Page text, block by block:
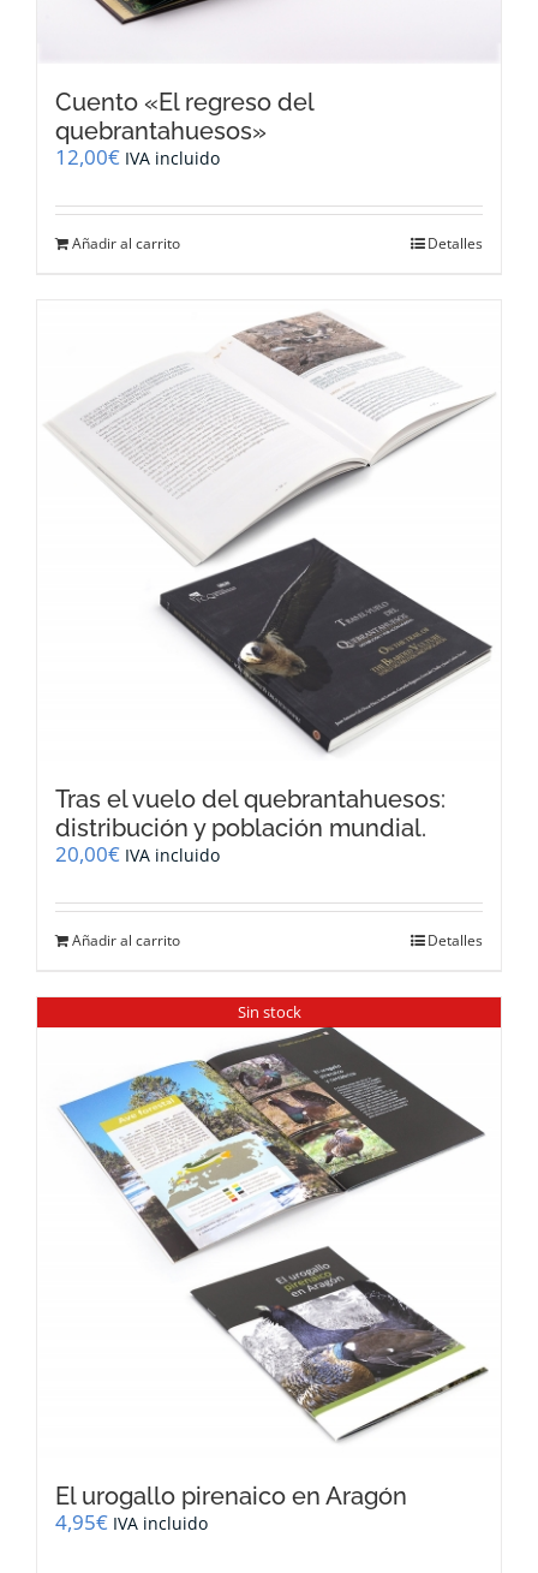
Cuento «El regreso del
quebrantahuesos»
12,00€ IVA incluido
Añadir al carrito Detalles
Tras el vuelo del quebrantahuesos:
distribución y población mundial.
20,00€ IVA incluido
Añadir al carrito Detalles
Sin stock
El urogallo pirenaico en Aragón
4,95€ IVA incluido